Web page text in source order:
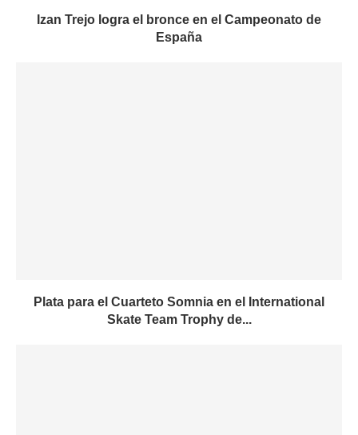
Izan Trejo logra el bronce en el Campeonato de
España
Plata para el Cuarteto Somnia en el International
Skate Team Trophy de...